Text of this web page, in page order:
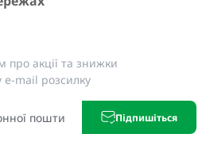
акції та знижки
mail розсилку
Підпишіться